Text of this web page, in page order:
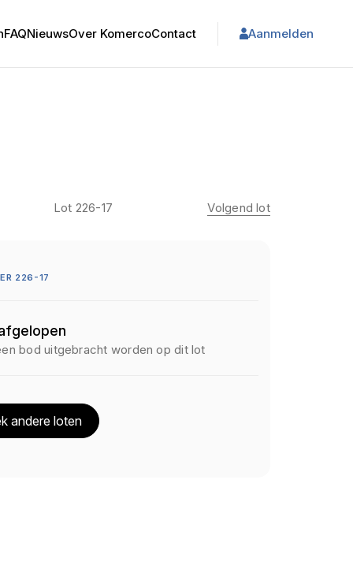
FAQNieuwsOver KomercoContact Aanmelden
Lot 226-17 Volgend lot
226-17
bod uitgebracht worden op dit lot
andere loten